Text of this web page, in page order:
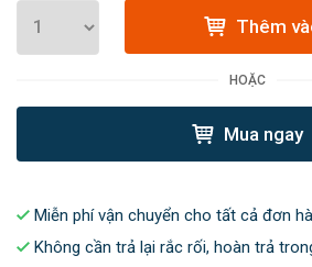
Thêm
HOẶC
Mua ngay
Miễn phí vận chuyển cho tất cả đơn
Không cần trả lại rắc rối, hoàn trả